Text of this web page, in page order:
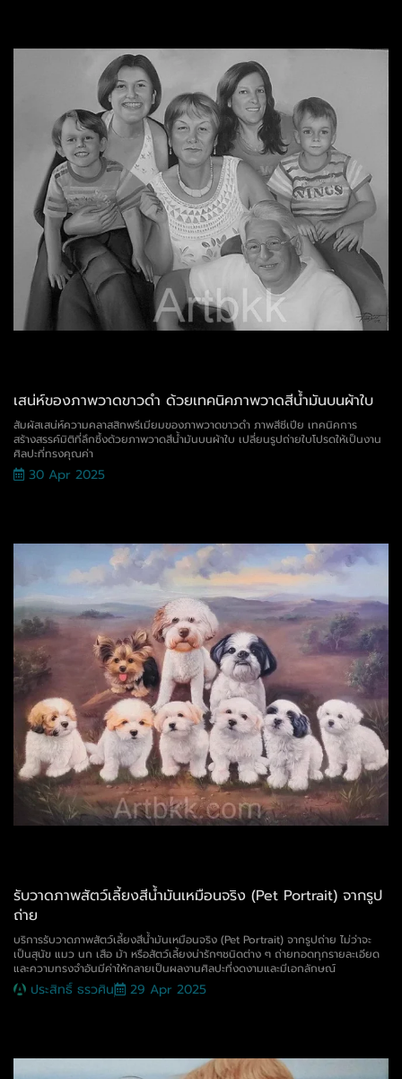
เสน่ห์ของภาพวาดขาวดำ ด้วยเทคนิคภาพวาดสีน้ำมันบนผ้าใบ
สัมผัสเสน่ห์ความคลาสสิกพรีเมียมของภาพวาดขาวดำ ภาพสีซีเปีย เทคนิคการ
สร้างสรรค์มิติที่ลึกซึ้งด้วยภาพวาดสีน้ำมันบนผ้าใบ เปลี่ยนรูปถ่ายใบโปรดให้เป็นงาน
ศิลปะที่ทรงคุณค่า
30 Apr 2025
รับวาดภาพสัตว์เลี้ยงสีน้ำมันเหมือนจริง (Pet Portrait) จากรูป
ถ่าย
บริการรับวาดภาพสัตว์เลี้ยงสีน้ำมันเหมือนจริง (Pet Portrait) จากรูปถ่าย ไม่ว่าจะ
เป็นสุนัข แมว นก เสือ ม้า หรือสัตว์เลี้ยงน่ารักๆชนิดต่าง ๆ ถ่ายทอดทุกรายละเอียด
และความทรงจำอันมีค่าให้กลายเป็นผลงานศิลปะที่งดงามและมีเอกลักษณ์
ประสิทธิ์ ธรวศิน 29 Apr 2025